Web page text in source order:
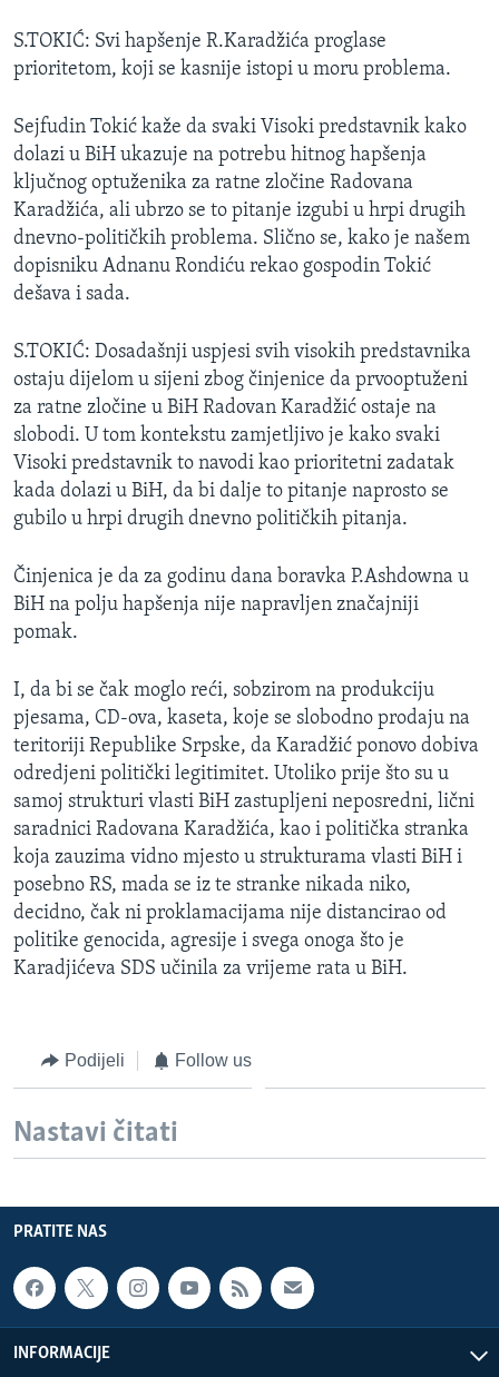
S.TOKIĆ: Svi hapšenje R.Karadžića proglase
prioritetom, koji se kasnije istopi u moru problema.
Sejfudin Tokić kaže da svaki Visoki predstavnik kako
dolazi u BiH ukazuje na potrebu hitnog hapšenja
ključnog optuženika za ratne zločine Radovana
Karadžića, ali ubrzo se to pitanje izgubi u hrpi drugih
dnevno-političkih problema. Slično se, kako je našem
dopisniku Adnanu Rondiću rekao gospodin Tokić
dešava i sada.
S.TOKIĆ: Dosadašnji uspjesi svih visokih predstavnika
ostaju dijelom u sijeni zbog činjenice da prvooptuženi
za ratne zločine u BiH Radovan Karadžić ostaje na
slobodi. U tom kontekstu zamjetljivo je kako svaki
Visoki predstavnik to navodi kao prioritetni zadatak
kada dolazi u BiH, da bi dalje to pitanje naprosto se
gubilo u hrpi drugih dnevno političkih pitanja.
Činjenica je da za godinu dana boravka P.Ashdowna u
BiH na polju hapšenja nije napravljen značajniji
pomak.
I, da bi se čak moglo reći, sobzirom na produkciju
pjesama, CD-ova, kaseta, koje se slobodno prodaju na
teritoriji Republike Srpske, da Karadžić ponovo dobiva
odredjeni politički legitimitet. Utoliko prije što su u
samoj strukturi vlasti BiH zastupljeni neposredni, lični
saradnici Radovana Karadžića, kao i politička stranka
koja zauzima vidno mjesto u strukturama vlasti BiH i
posebno RS, mada se iz te stranke nikada niko,
decidno, čak ni proklamacijama nije distancirao od
politike genocida, agresije i svega onoga što je
Karadjićeva SDS učinila za vrijeme rata u BiH.
Podijeli Follow us
Nastavi čitati
PRATITE NAS
INFORMACIJE